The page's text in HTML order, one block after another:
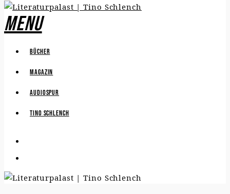
Menu
Bücher
Magazin
Audiospur
Tino Schlench